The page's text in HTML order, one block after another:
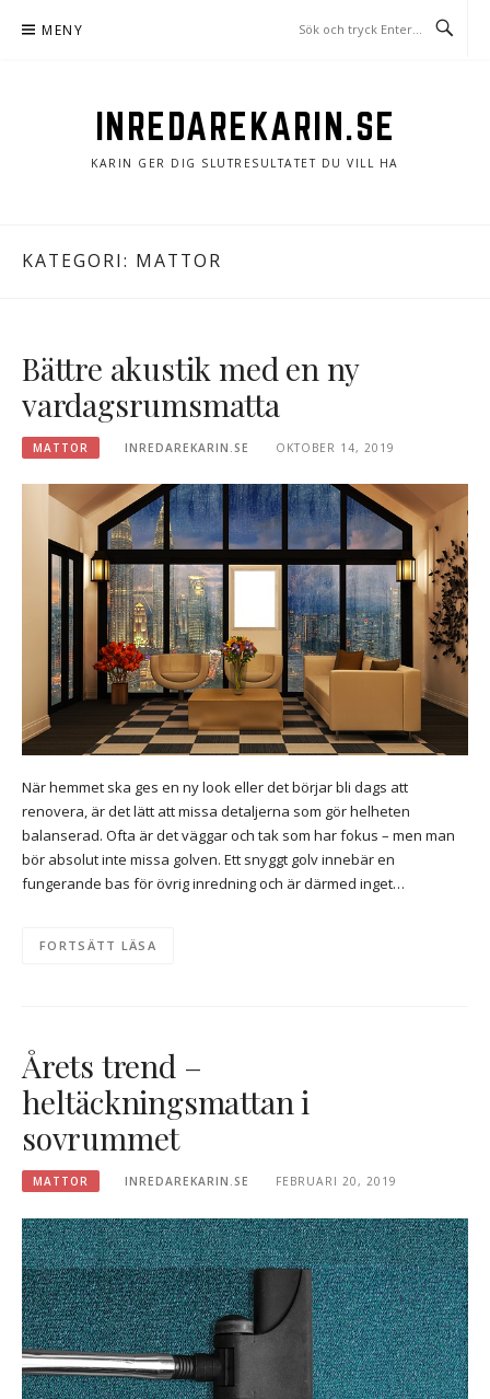
MENY
INREDAREKARIN.SE
KARIN GER DIG SLUTRESULTATET DU VILL HA
KATEGORI: MATTOR
Bättre akustik med en ny
vardagsrumsmatta
MATTOR INREDAREKARIN.SE OKTOBER 14, 2019
När hemmet ska ges en ny look eller det börjar bli dags att
renovera, är det lätt att missa detaljerna som gör helheten
balanserad. Ofta är det väggar och tak som har fokus – men man
bör absolut inte missa golven. Ett snyggt golv innebär en
fungerande bas för övrig inredning och är därmed inget…
FORTSÄTT LÄSA
Årets trend –
heltäckningsmattan i
sovrummet
MATTOR INREDAREKARIN.SE FEBRUARI 20, 2019